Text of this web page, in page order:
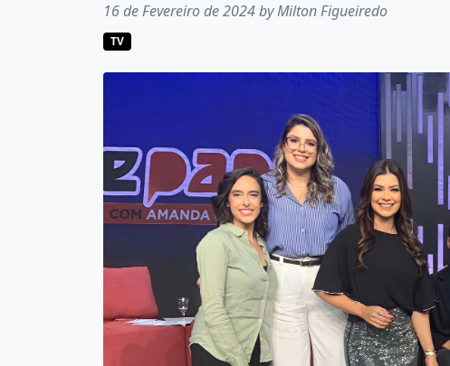
16 de Fevereiro de 2024 by Milton Figueiredo
TV